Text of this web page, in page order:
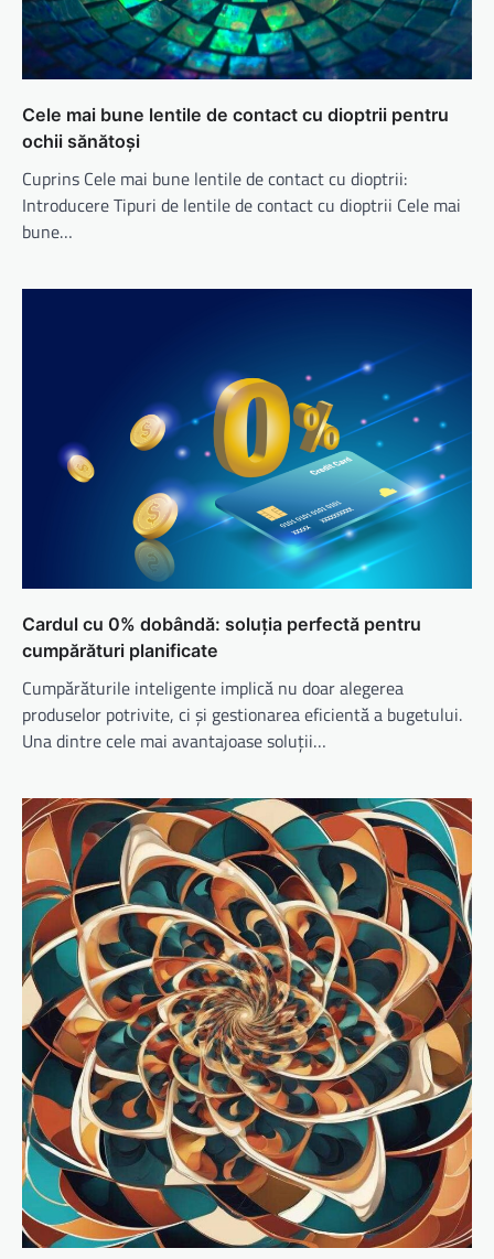
Cele mai bune lentile de contact cu dioptrii pentru
ochii sănătoși
Cuprins Cele mai bune lentile de contact cu dioptrii:
Introducere Tipuri de lentile de contact cu dioptrii Cele mai
bune…
Cardul cu 0% dobândă: soluția perfectă pentru
cumpărături planificate
Cumpărăturile inteligente implică nu doar alegerea
produselor potrivite, ci și gestionarea eficientă a bugetului.
Una dintre cele mai avantajoase soluții…